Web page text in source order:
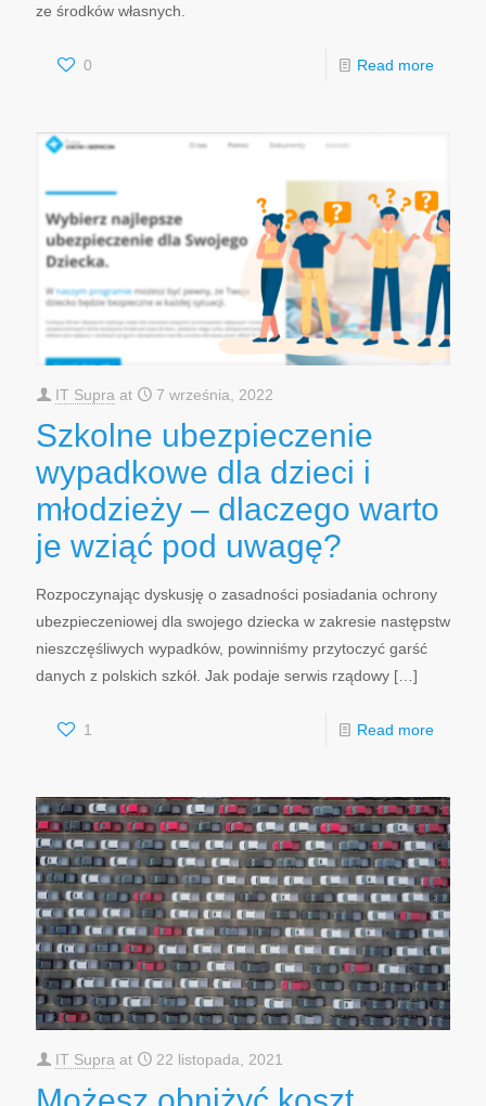
ze środków własnych.
0 Read more
IT Supra at 7 września, 2022
Szkolne ubezpieczenie
wypadkowe dla dzieci i
młodzieży – dlaczego warto
je wziąć pod uwagę?
Rozpoczynając dyskusję o zasadności posiadania ochrony
ubezpieczeniowej dla swojego dziecka w zakresie następstw
nieszczęśliwych wypadków, powinniśmy przytoczyć garść
danych z polskich szkół. Jak podaje serwis rządowy […]
1 Read more
IT Supra at 22 listopada, 2021